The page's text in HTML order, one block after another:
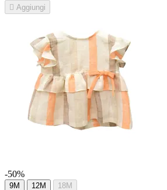
 Aggiungi
-50%
9M 12M 18M